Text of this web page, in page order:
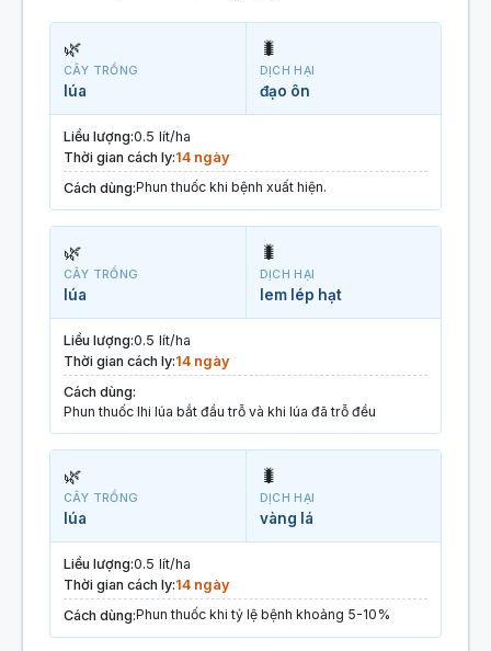
🌿
CÂY TRỒNG
lúa
🐛
DỊCH HẠI
đạo ôn
Liều lượng:0.5 lít/ha
Thời gian cách ly:14 ngày
Cách dùng:Phun thuốc khi bệnh xuất hiện.
🌿
CÂY TRỒNG
lúa
🐛
DỊCH HẠI
lem lép hạt
Liều lượng:0.5 lít/ha
Thời gian cách ly:14 ngày
Cách dùng:
Phun thuốc lhi lúa bắt đầu trỗ và khi lúa đã trỗ đều
🌿
CÂY TRỒNG
lúa
🐛
DỊCH HẠI
vàng lá
Liều lượng:0.5 lít/ha
Thời gian cách ly:14 ngày
Cách dùng:Phun thuốc khi tỷ lệ bệnh khoảng 5-10%